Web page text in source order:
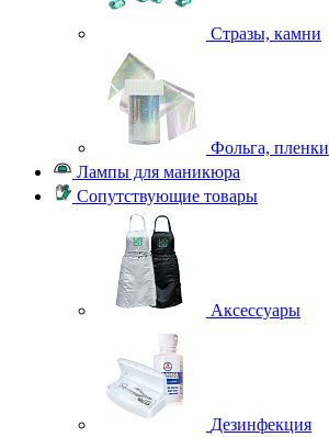
Стразы, камни
Фольга, пленки
Лампы для маникюра
Сопутствующие товары
Аксессуары
Дезинфекция